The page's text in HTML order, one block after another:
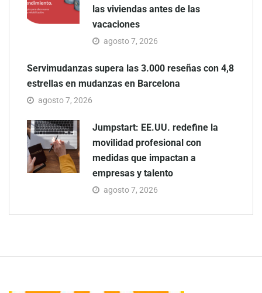
las viviendas antes de las
vacaciones
agosto 7, 2026
Servimudanzas supera las 3.000 reseñas con 4,8
estrellas en mudanzas en Barcelona
agosto 7, 2026
Jumpstart: EE.UU. redefine la
movilidad profesional con
medidas que impactan a
empresas y talento
agosto 7, 2026